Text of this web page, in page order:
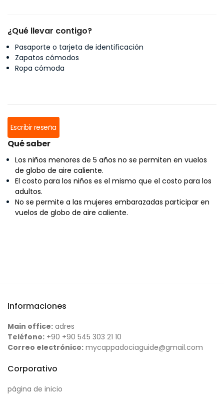
¿Qué llevar contigo?
Pasaporte o tarjeta de identificación
Zapatos cómodos
Ropa cómoda
Escribir reseña
Qué saber
Los niños menores de 5 años no se permiten en vuelos
de globo de aire caliente.
El costo para los niños es el mismo que el costo para los
adultos.
No se permite a las mujeres embarazadas participar en
vuelos de globo de aire caliente.
Informaciones
Main office: adres
Teléfono: +90 +90 545 303 21 10
Correo electrónico: mycappadociaguide@gmail.com
Corporativo
página de inicio